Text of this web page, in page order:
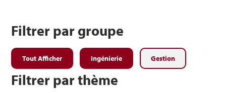
Filtrer par groupe
Tout Afficher Ingénierie Gestion
Filtrer par thème